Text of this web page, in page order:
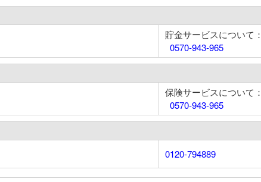
貯金サービスについて：
0570-943-965
保険サービスについて：
0570-943-965
0120-794889